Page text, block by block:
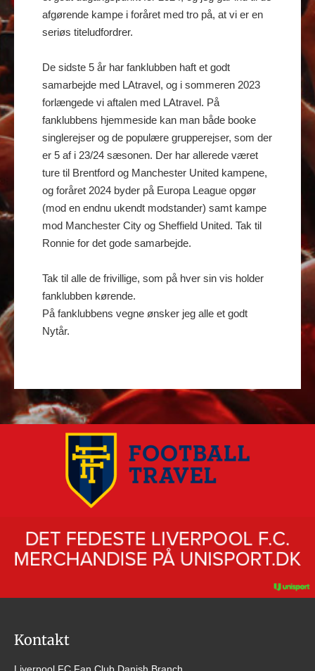
afgørende kampe i foråret med tro på, at vi er en
seriøs titeludfordrer.
De sidste 5 år har fanklubben haft et godt
samarbejde med LAtravel, og i sommeren 2023
forlængede vi aftalen med LAtravel. På
fanklubbens hjemmeside kan man både booke
singlerejser og de populære grupperejser, som der
er 5 af i 23/24 sæsonen. Der har allerede været
ture til Brentford og Manchester United kampene,
og foråret 2024 byder på Europa League opgør
(mod en endnu ukendt modstander) samt kampe
mod Manchester City og Sheffield United. Tak til
Ronnie for det gode samarbejde.
Tak til alle de frivillige, som på hver sin vis holder
fanklubben kørende.
På fanklubbens vegne ønsker jeg alle et godt
Nytår.
Kontakt